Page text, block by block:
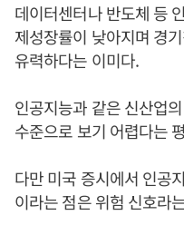
데이터센터나 반도체 등
제성장률이 낮아지며 경
유력하다는 이미다.
인공지능과 같은 신산업
수준으로 보기 어렵다는
다만 미국 증시에서 인공
이라는 점은 위험 신호라